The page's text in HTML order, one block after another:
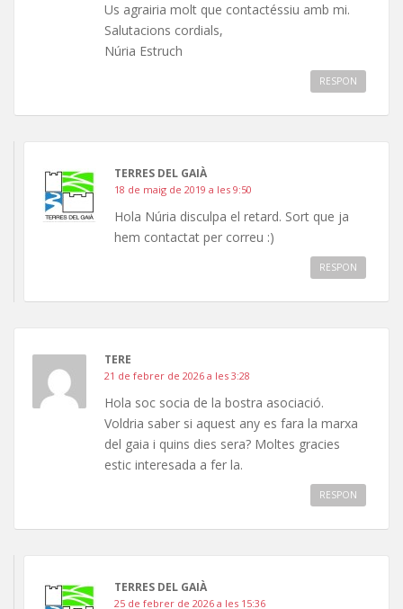
Us agrairia molt que contactéssiu amb mi.
Salutacions cordials,
Núria Estruch
RESPON
TERRES DEL GAIÀ
18 de maig de 2019 a les 9:50
Hola Núria disculpa el retard. Sort que ja
hem contactat per correu :)
RESPON
TERE
21 de febrer de 2026 a les 3:28
Hola soc socia de la bostra asociació.
Voldria saber si aquest any es fara la marxa
del gaia i quins dies sera? Moltes gracies
estic interesada a fer la.
RESPON
TERRES DEL GAIÀ
25 de febrer de 2026 a les 15:36